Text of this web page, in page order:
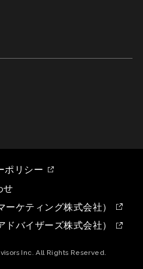
ポリシー
せ
ケティング株式会社）
バイザーズ株式会社）
Inc. All Rights Reserved.